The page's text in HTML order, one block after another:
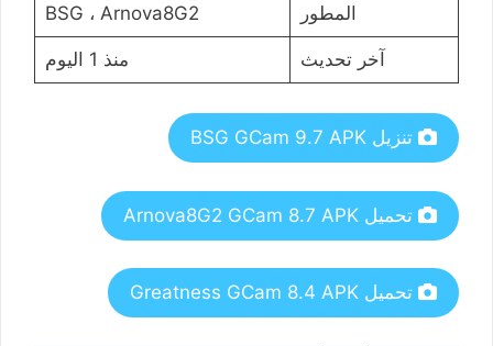
المطور BSG ، Arnova8G2
آخر تحديث منذ 1 اليوم
تنزيل BSG GCam 9.7 APK
تحميل Arnova8G2 GCam 8.7 APK
تحميل Greatness GCam 8.4 APK